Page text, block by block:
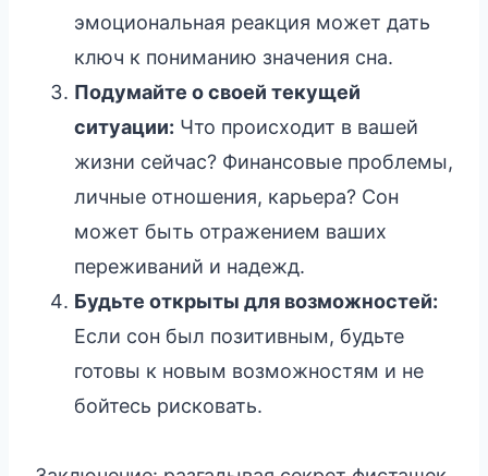
эмоциональная реакция может дать
ключ к пониманию значения сна.
Подумайте о своей текущей
ситуации: Что происходит в вашей
жизни сейчас? Финансовые проблемы,
личные отношения, карьера? Сон
может быть отражением ваших
переживаний и надежд.
Будьте открыты для возможностей:
Если сон был позитивным, будьте
готовы к новым возможностям и не
бойтесь рисковать.